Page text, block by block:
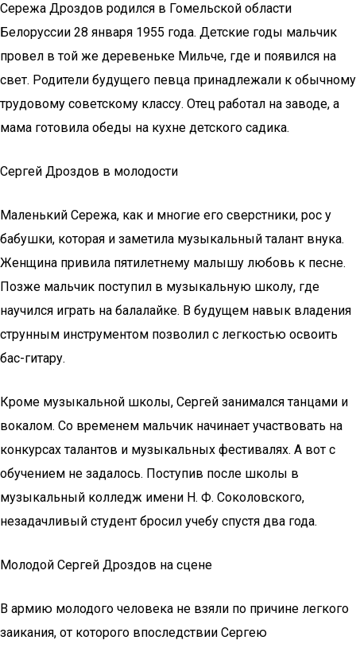
Сережа Дроздов родился в Гомельской области
Белоруссии 28 января 1955 года. Детские годы мальчик
провел в той же деревеньке Мильче, где и появился на
свет. Родители будущего певца принадлежали к обычному
трудовому советскому классу. Отец работал на заводе, а
мама готовила обеды на кухне детского садика.
Сергей Дроздов в молодости
Маленький Сережа, как и многие его сверстники, рос у
бабушки, которая и заметила музыкальный талант внука.
Женщина привила пятилетнему малышу любовь к песне.
Позже мальчик поступил в музыкальную школу, где
научился играть на балалайке. В будущем навык владения
струнным инструментом позволил с легкостью освоить
бас-гитару.
Кроме музыкальной школы, Сергей занимался танцами и
вокалом. Со временем мальчик начинает участвовать на
конкурсах талантов и музыкальных фестивалях. А вот с
обучением не задалось. Поступив после школы в
музыкальный колледж имени Н. Ф. Соколовского,
незадачливый студент бросил учебу спустя два года.
Молодой Сергей Дроздов на сцене
В армию молодого человека не взяли по причине легкого
заикания, от которого впоследствии Сергею